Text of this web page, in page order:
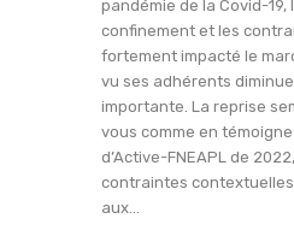
pandémie de la Covid-19,
confinement et les
fortement impacté le
vu ses adhérents
importante. La reprise
vous comme en
d’Active-FNEAPL de
contraintes
aux…